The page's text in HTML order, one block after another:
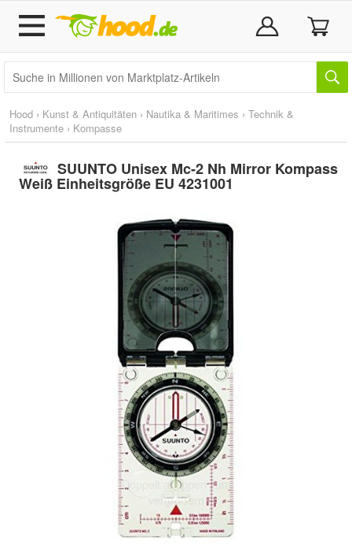
Hood › Kunst & Antiquitäten › Nautika & Maritimes › Technik &
Instrumente › Kompasse
SUUNTO Unisex Mc-2 Nh Mirror Kompass
Weiß Einheitsgröße EU 4231001
Doppelt antippen zum
vergrößern